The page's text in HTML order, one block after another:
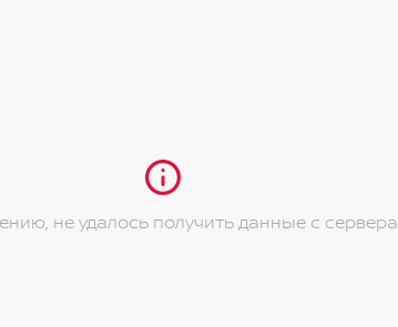
и AUX
не удалось получить данные с сервера